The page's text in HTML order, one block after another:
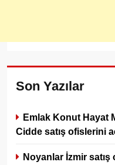
Son Yazılar
Emlak Konut Hayat
Cidde satış ofislerini
Noyanlar İzmir satış